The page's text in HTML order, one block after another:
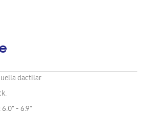
dactilar
6.0" - 6.9"